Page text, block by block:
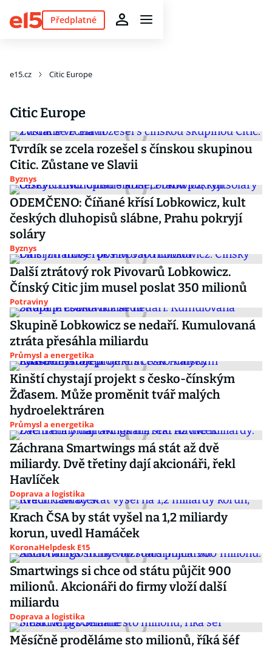
Předplatné
e15.cz Citic Europe
Citic Europe
Tvrdík se zcela rozešel s čínskou skupinou
Citic. Zůstane ve Slavii
Byznys
ODEMČENO: Číňané křísí Lobkowicz, kult
českých dluhopisů slábne, Prahu pokryjí
soláry
Byznys
Další ztrátový rok Pivovarů Lobkowicz.
Čínský Citic jim musel poslat 350 milionů
Potraviny
Skupině Lobkowicz se nedaří. Kumulovaná
ztráta přesáhla miliardu
Průmysl a energetika
Kinští chystají projekt s česko-čínským
Žďasem. Může proměnit tvář malých
hydroelektráren
Průmysl a energetika
Záchrana Smartwings má stát až dvě
miliardy. Dvě třetiny dají akcionáři, řekl
Havlíček
Doprava a logistika
Krach ČSA by stát vyšel na 1,2 miliardy
korun, uvedl Hamáček
KoronaHelpdesk E15
Smartwings si chce od státu půjčit 900
milionů. Akcionáři do firmy vloží další
miliardu
Doprava a logistika
Měsíčně proděláme sto milionů, říká šéf